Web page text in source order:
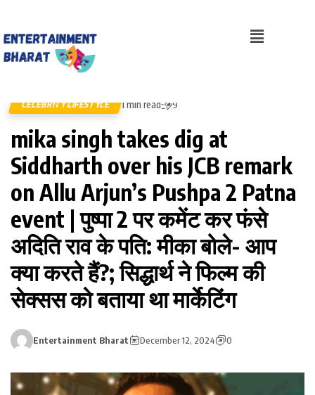
CELEBRITY LIFESTYLE 1 min read 9
mika singh takes dig at
Siddharth over his JCB remark
on Allu Arjun’s Pushpa 2 Patna
event | पुष्पा 2 पर कमेंट कर फंसे
अदिति राव के पति: मीका बोले- आप
क्या करते हैं?; सिद्धार्थ ने फिल्म की
सेक्सस को बताया था मार्केटिंग
Entertainment Bharat December 12, 2024 0